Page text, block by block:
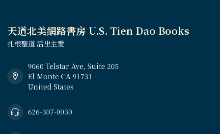
天道北美網路書房 U.S. Tien Dao Books
扎根聖道 活出主愛
9060 Telstar Ave, Suite 205
El Monte CA 91731
United States
626-307-0030